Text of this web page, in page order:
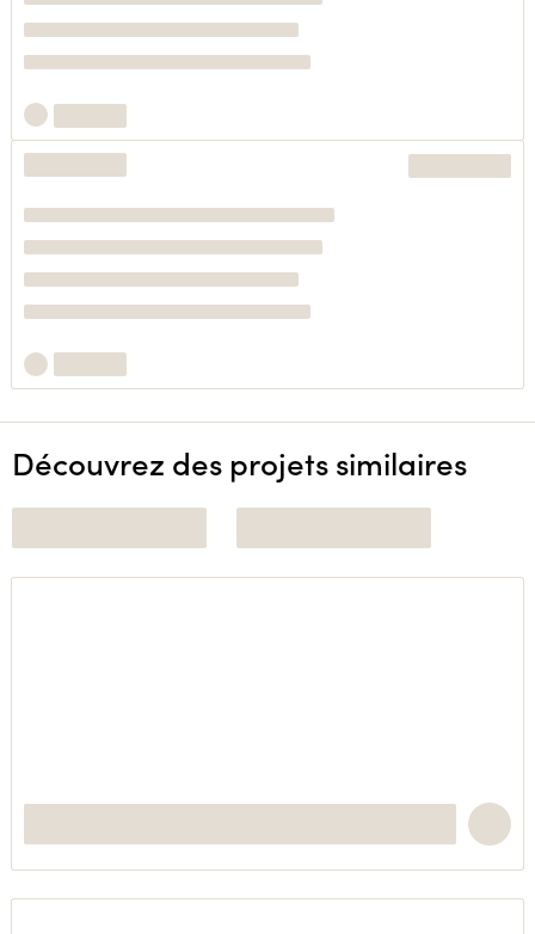
Découvrez des projets similaires